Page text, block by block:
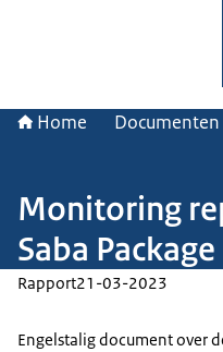
Home Documenten
Monitoring
Saba
Rapport21-03-2023
Engelstalig document over